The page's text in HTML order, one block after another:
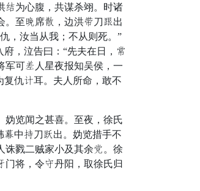
为心腹，共谋杀翊。时诸
。至岁席急，边洪延刀斗出
，汝当从我；不从则死。”
，泣告曰：“先夫在日，活
军可袍人星夜报知吴侯，一
仇条耳。夫人所命，敢不
览闻之甚喜。至夜，徐氏
理中尚刀养出。妫览措手不
诛戮二贼家小及其余徒。徐
门将，令声丹阳，取徐氏归